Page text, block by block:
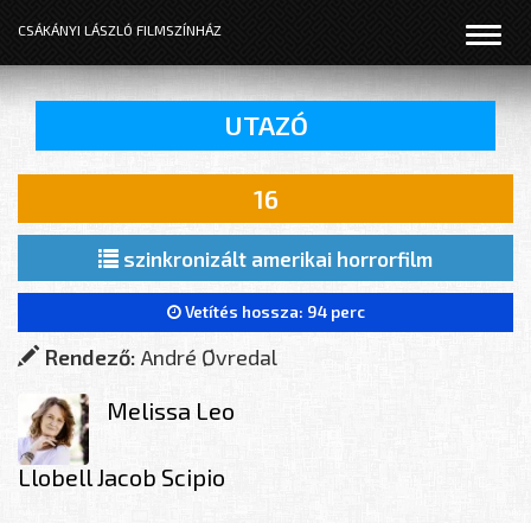
Menü
CSÁKÁNYI LÁSZLÓ FILMSZÍNHÁZ
UTAZÓ
16
szinkronizált amerikai horrorfilm
Vetítés hossza: 94 perc
Rendező: André Øvredal
Melissa Leo
LlobellJacob Scipio